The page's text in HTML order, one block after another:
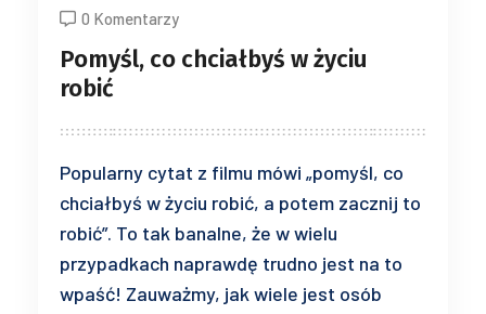
0 Komentarzy
Pomyśl, co chciałbyś w życiu
robić
Popularny cytat z filmu mówi „pomyśl, co
chciałbyś w życiu robić, a potem zacznij to
robić”. To tak banalne, że w wielu
przypadkach naprawdę trudno jest na to
wpaść! Zauważmy, jak wiele jest osób